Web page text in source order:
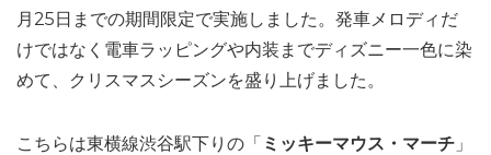
月25日までの期間限定で実施しました。発車メロディだ
けではなく電車ラッピングや内装までディズニー一色に染
めて、クリスマスシーズンを盛り上げました。
こちらは東横線渋谷駅下りの「 ミッキーマウス・マーチ 」